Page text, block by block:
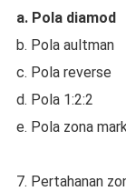
a. Pola diamod
b. Pola aultman
c. Pola reverse
d. Pola 1:2:2
e. Pola zona
7. Pertahanan